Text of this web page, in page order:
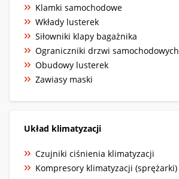
Klamki samochodowe
Wkłady lusterek
Siłowniki klapy bagażnika
Ograniczniki drzwi samochodowych
Obudowy lusterek
Zawiasy maski
Układ klimatyzacji
Czujniki ciśnienia klimatyzacji
Kompresory klimatyzacji (sprężarki)